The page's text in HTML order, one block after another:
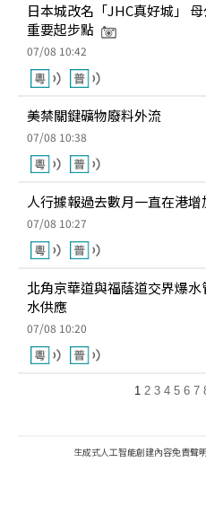
日本城改名「JHC真好城」
重要起步點
07/08 10:42
美禁關鍵礦物廢料外流
07/08 10:38
人行據報過去數月一直在港
07/08 10:27
北角京華道與福蔭道交界爆
水供應
07/08 10:20
1 2 3 4 5 6 7
生成式人工智能創建內容免責聲